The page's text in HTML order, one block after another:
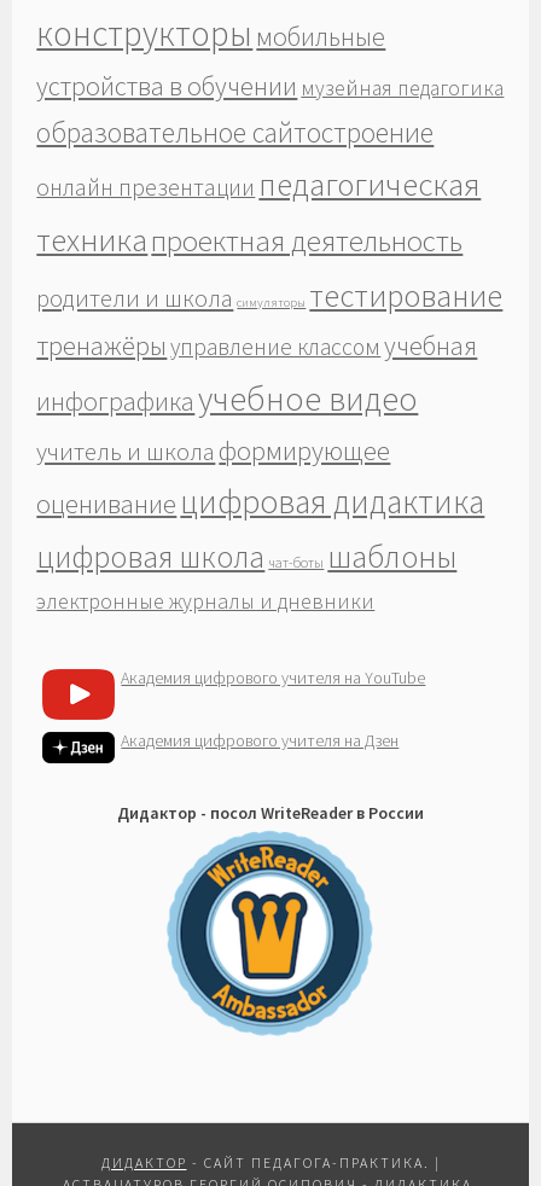
конструкторы мобильные
устройства в обучении музейная педагогика
образовательное сайтостроение
онлайн презентации педагогическая
техника проектная деятельность
родители и школа симуляторы тестирование
тренажёры управление классом учебная
инфографикаучебное видео
учитель и школа формирующее
оценивание цифровая дидактика
цифровая школа чат-боты шаблоны
электронные журналы и дневники
Академия цифрового учителя на YouTube
Академия цифрового учителя на Дзен
Дидактор - посол WriteReader в России
ДИДАКТОР - САЙТ ПЕДАГОГА-ПРАКТИКА. |